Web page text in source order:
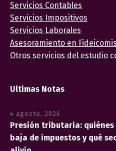
Servicios Contables
Servicios Impositivos
Servicios Laborales
Asesoramiento en
Otros servicios del estudio
Ultimas Notas
4 agosto, 2026
Presión tributaria:
baja de impuestos y qué